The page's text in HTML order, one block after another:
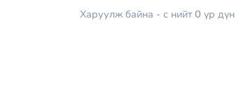
Харуулж байна - с нийт0 үр дүн